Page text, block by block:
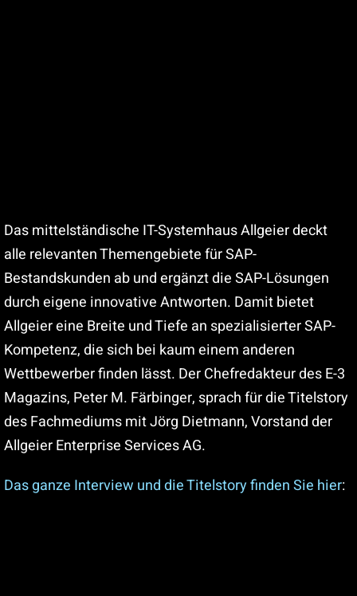
Das mittelständische IT-Systemhaus Allgeier deckt
alle relevanten Themengebiete für SAP-
Bestandskunden ab und ergänzt die SAP-Lösungen
durch eigene innovative Antworten. Damit bietet
Allgeier eine Breite und Tiefe an spezialisierter SAP-
Kompetenz, die sich bei kaum einem anderen
Wettbewerber finden lässt. Der Chefredakteur des E-3
Magazins, Peter M. Färbinger, sprach für die Titelstory
des Fachmediums mit Jörg Dietmann, Vorstand der
Allgeier Enterprise Services AG.
Das ganze Interview und die Titelstory finden Sie hier: